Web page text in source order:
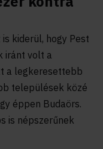
kiderül, hogy Pest
iránt volt a
a legkeresettebb
települések közé
éppen Budaörs.
is népszerűnek